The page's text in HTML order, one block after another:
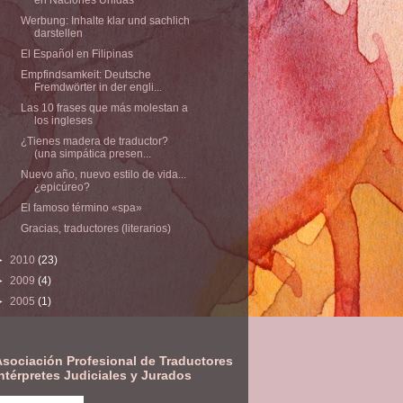
Werbung: Inhalte klar und sachlich
darstellen
El Español en Filipinas
Empfindsamkeit: Deutsche
Fremdwörter in der engli...
Las 10 frases que más molestan a
los ingleses
¿Tienes madera de traductor?
(una simpática presen...
Nuevo año, nuevo estilo de vida...
¿epicúreo?
El famoso término «spa»
Gracias, traductores (literarios)
2010 (23)
2009 (4)
2005 (1)
Profesional de Traductores
Judiciales y Jurados